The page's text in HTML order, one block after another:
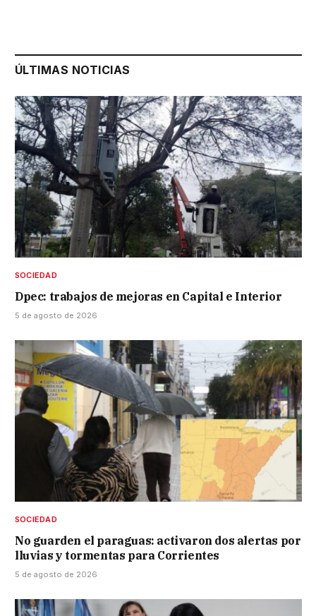
ÚLTIMAS NOTICIAS
SOCIEDAD
Dpec: trabajos de mejoras en Capital e Interior
5 de agosto de 2026
SOCIEDAD
No guarden el paraguas: activaron dos alertas por
lluvias y tormentas para Corrientes
5 de agosto de 2026